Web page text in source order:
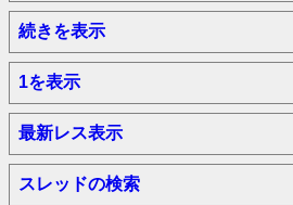
続きを表示
1を表示
最新レス表示
スレッドの検索